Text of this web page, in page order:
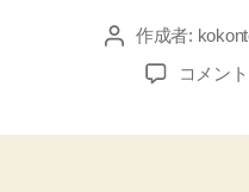
投 作成者:
武
コメン